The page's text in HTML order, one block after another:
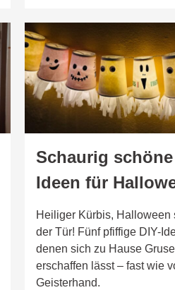
Schaurig schöne
Ideen für
Heiliger Kürbis, Halloween
der Tür! Fünf pfiffige DIY-
denen sich zu Hause
erschaffen lässt – fast wie
Geisterhand.